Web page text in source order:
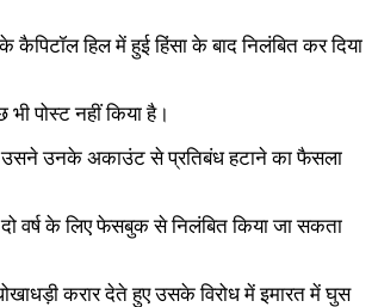
हिल में हुई हिंसा के बाद निलंबित कर दिया
पोस्ट नहीं किया है।
उसने उनके अकाउंट से प्रतिबंध हटाने का फैसला
वर्ष के लिए फेसबुक से निलंबित किया जा सकता
करार देते हुए उसके विरोध में इमारत में घुस